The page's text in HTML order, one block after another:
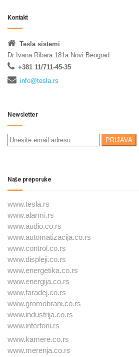
Kontakt
Tesla sistemi
Dr Ivana Ribara 181a Novi Beograd
+381 11/711-45-35
info@tesla.rs
Newsletter
Naše preporuke
www.tesla.rs
www.alarmi.rs
www.audio.co.rs
www.automatizacija.co.rs
www.control.co.rs
www.displeji.co.rs
www.energetika.co.rs
www.energija.co.rs
www.faradej.co.rs
www.gromobrani.co.rs
www.industrija.co.rs
www.interfoni.rs
www.kamere.co.rs
www.merenja.co.rs